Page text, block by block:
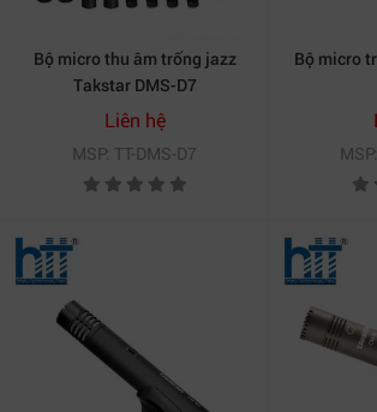
Bộ micro thu âm trống jazz
Takstar DMS-D7
Liên hệ
MSP: TT-DMS-D7
Bộ micro